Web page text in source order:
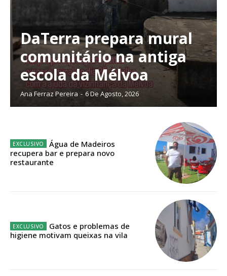
Planos de Assinatura
Sendo assinante terá acesso a todos os conteúdos exclusivos e versões
Escolha o plano de assinatura desejado:
ASSINATURA
IMPRESSA
DaTerra prepara mural
comunitário na antiga
escola da Mélvoa
Ana Ferraz Pereira - 6 De Agosto, 2026
Água de Madeiros
recupera bar e prepara novo
restaurante
Gatos e problemas de
higiene motivam queixas na vila